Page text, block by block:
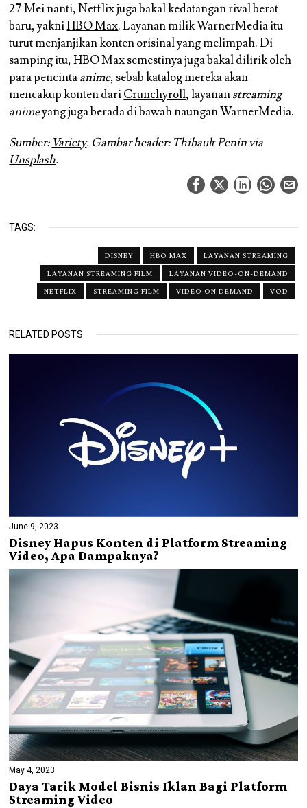
27 Mei nanti, Netflix juga bakal kedatangan rival berat
baru, yakniHBO Max. Layanan milik WarnerMedia itu
turut menjanjikan konten orisinal yang melimpah. Di
samping itu, HBO Max semestinya juga bakal dilirik oleh
para pencintaanime, sebab katalog mereka akan
mencakup konten dariCrunchyroll, layananstreaming
animeyang juga berada di bawah naungan WarnerMedia.
Sumber: Variety. Gambar header: Thibault Penin via
Unsplash.
TAGS:
DISNEY HBO MAX
LAYANAN STREAMING
LAYANAN STREAMING FILM
LAYANAN VIDEO-ON-DEMAND
NETFLIX
STREAMING FILM VIDEO ON DEMAND VOD
RELATED POSTS
June 9, 2023
Disney Hapus Konten di Platform Streaming
Video, Apa Dampaknya?
May 4, 2023
Daya Tarik Model Bisnis Iklan Bagi Platform
Streaming Video